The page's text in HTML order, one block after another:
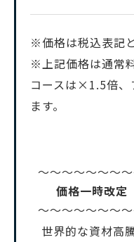
※価格は税込表記と
※上記価格は通常
コースは×1.5倍、
ます。
～～～～～～～
価格一時改定
～～～～～～～
世界的な資材高